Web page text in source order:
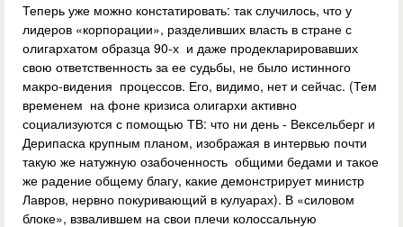
Теперь уже можно констатировать: так случилось, что у
лидеров «корпорации», разделивших власть в стране с
олигархатом образца 90-х и даже продекларировавших
свою ответственность за ее судьбы, не было истинного
макро-видения процессов. Его, видимо, нет и сейчас. (Тем
временем на фоне кризиса олигархи активно
социализуются с помощью ТВ: что ни день - Вексельберг и
Дерипаска крупным планом, изображая в интервью почти
такую же натужную озабоченность общими бедами и такое
же радение общему благу, какие демонстрирует министр
Лавров, нервно покуривающий в кулуарах). В «силовом
блоке», взвалившем на свои плечи колоссальную